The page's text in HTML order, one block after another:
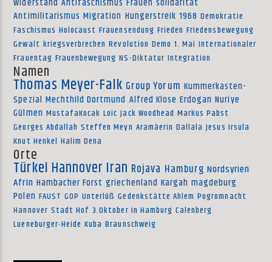
widerstand Antifaschismus Frauen solidarität
Antimilitarismus Migration Hungerstreik 1968 Demokratie
Faschismus Holocaust Frauensendung Frieden Friedensbewegung
Gewalt kriegsverbrechen Revolution Demo 1. Mai Internationaler
Frauentag Frauenbewegung NS-Diktatur Integration
Namen
Thomas Meyer-Falk Group Yorum Kummerkasten-
Spezial Mechthild Dortmund Alfred Klose Erdogan Nuriye
Gülmen MustafaKocak Loic Jack Woodhead Markus Pabst
Georges Abdallah Steffen Meyn Aramäerin Dallala Jesus Irsula
Knut Henkel Halim Dena
Orte
Türkei Hannover Iran Rojava Hamburg Nordsyrien
Afrin Hambacher Forst griechenland Kargah magdeburg
Polen FAUST GOP Unterlüß Gedenkstätte Ahlem Pogromnacht
Hannover Stadt Hof 3.Oktober in Hamburg Calenberg
Lueneburger-Heide Kuba Braunschweig